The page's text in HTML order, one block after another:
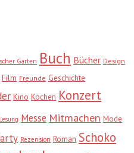
Garten Buch Bücher Design
Film Freunde Geschichte
Kino Kochen Konzert
Lesung Messe Mitmachen Mode
Rezension Roman Schoko